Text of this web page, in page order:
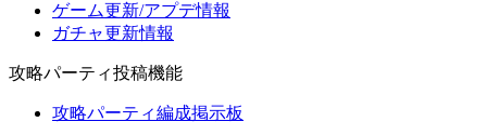
ゲーム更新/アプデ情報
ガチャ更新情報
攻略パーティ投稿機能
攻略パーティ編成掲示板